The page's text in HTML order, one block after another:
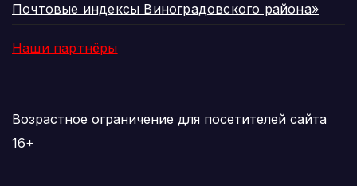
Почтовые индексы Виноградовского района»
Наши партнёры
Возрастное ограничение для посетителей сайта
16+